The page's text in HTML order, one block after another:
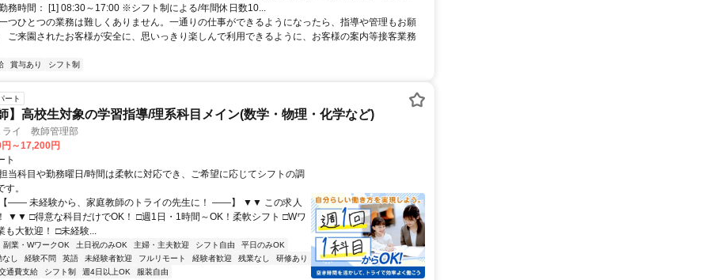
務時間： [1] 08:30～17:00 ※シフト制による/年間休日数10...
つひとつの業務は難しくありません。一通りの仕事ができるようになったら、指導や管理もお願
ご来園されたお客様が安全に、思いっきり楽しんで利用できるように、お客様の案内等接客業務
賞与あり シフト制
ート
】高校生対象の学習指導/理系科目メイン(数学・物理・化学など)
ライ 教師管理部
～17,200円
ト
当科目や勤務曜日/時間は柔軟に対応でき、ご希望に応じてシフトの調
。
―― 未経験から、家庭教師のトライの先生に！ ――】 ▼▼ この求人
▼▼ □得意な科目だけでOK！ □週1日・1時間～OK！柔軟シフト □Wワ
も大歓迎！ □未経験...
副業・WワークOK 土日祝のみOK 主婦・主夫歓迎 シフト自由
平日のみOK
し 経験不問 英語 未経験者歓迎 フルリモート 経験者歓迎 残業なし
研修あり
通費支給 シフト制 週4日以上OK 服装自由